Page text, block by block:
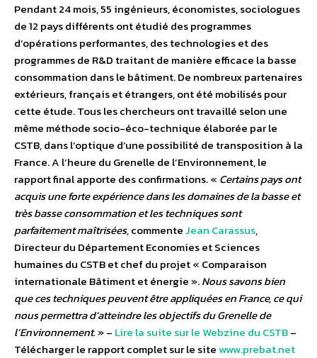
Pendant 24 mois, 55 ingénieurs, économistes, sociologues
de 12 pays différents ont étudié des programmes
d’opérations performantes, des technologies et des
programmes de R&D traitant de manière efficace la basse
consommation dans le bâtiment. De nombreux partenaires
extérieurs, français et étrangers, ont été mobilisés pour
cette étude. Tous les chercheurs ont travaillé selon une
même méthode socio-éco-technique élaborée par le
CSTB, dans l’optique d’une possibilité de transposition à la
France. A l’heure du Grenelle de l’Environnement, le
rapport final apporte des confirmations. « Certains pays ont
acquis une forte expérience dans les domaines de la basse et
très basse consommation et les techniques sont
parfaitement maîtrisées, commenteJean Carassus,
Directeur du Département Economies et Sciences
humaines du CSTB et chef du projet « Comparaison
internationale Bâtiment et énergie ».Nous savons bien
que ces techniques peuvent être appliquées en France, ce qui
nous permettra d’atteindre les objectifs du Grenelle de
l’Environnement.» – Lire la suite sur le Webzine du CSTB–
Télécharger le rapport complet sur le sitewww.prebat.net